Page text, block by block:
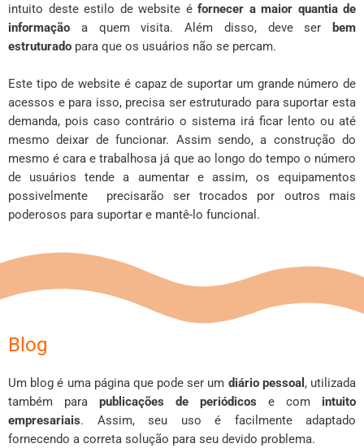
intuito deste estilo de website é fornecer a maior quantia de
informação a quem visita. Além disso, deve ser
bem
estruturado para que os usuários não se percam.
Este tipo de website é capaz de suportar um grande número de
acessos e para isso, precisa ser estruturado para suportar esta
demanda, pois caso contrário o sistema irá ficar lento ou até
mesmo deixar de funcionar. Assim sendo, a construção do
mesmo é cara e trabalhosa já que ao longo do tempo o número
de usuários tende a aumentar e assim, os equipamentos
possivelmente precisarão ser trocados por outros mais
poderosos para suportar e mantê-lo funcional.
Blog
Um blog é uma página que pode ser um diário pessoal , utilizada
também para publicações de periódicos e com intuito
empresariais. Assim, seu uso é facilmente adaptado
fornecendo a correta solução para seu devido problema.